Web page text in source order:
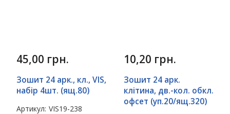
45,00 грн.
Зошит 24 арк., кл., VIS,
набір 4шт. (ящ.80)
Артикул: VIS19-238
10,20 грн.
Зошит 24 арк.
клітина, дв.-кол. обкл.
офсет (уп.20/ящ.320)